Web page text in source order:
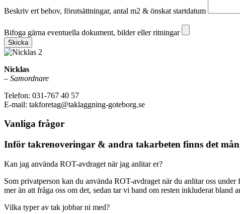
Beskriv ert behov, förutsättningar, antal m2 & önskat startdatum
Bifoga gärna eventuella dokument, bilder eller ritningar
Skicka
Nicklas
– Samordnare
Telefon: 031-767 40 57
E-mail: takforetag@taklaggning-goteborg.se
Vanliga frågor
Inför takrenoveringar & andra takarbeten finns det
Kan jag använda ROT-avdraget när jag anlitar er?
Som privatperson kan du använda ROT-avdraget när du anlitar oss
mer än att fråga oss om det, sedan tar vi hand om resten inkluderat bland
Vilka typer av tak jobbar ni med?